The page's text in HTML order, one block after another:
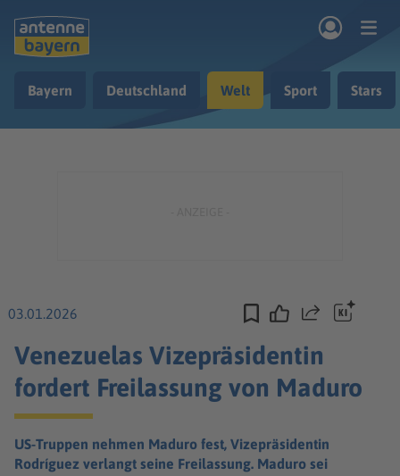
Nachrichten
Bayern Deutschland Welt Sport Stars
03.01.2026 Teilen
Venezuelas Vizepräsidentin
fordert Freilassung von Maduro
US-Truppen nehmen Maduro fest, Vizepräsidentin
Rodríguez verlangt seine Freilassung. Maduro sei